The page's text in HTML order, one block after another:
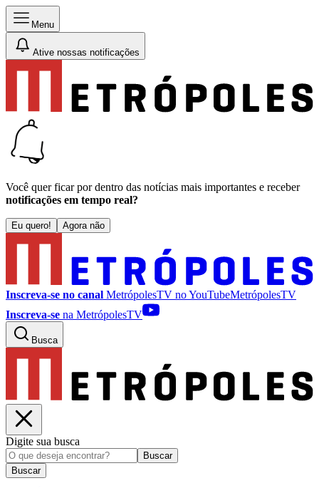
Menu
Ative nossas notificações
Você quer ficar por dentro das notícias mais importantes e receber
notificações em tempo real?
Eu quero! Agora não
Inscreva-se no canal MetrópolesTV noYouTubeMetrópolesTV
Inscreva-se na MetrópolesTV
Busca
Digite sua busca
Buscar
Buscar